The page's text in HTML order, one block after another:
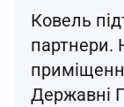
Ковель
партнери.
Державні